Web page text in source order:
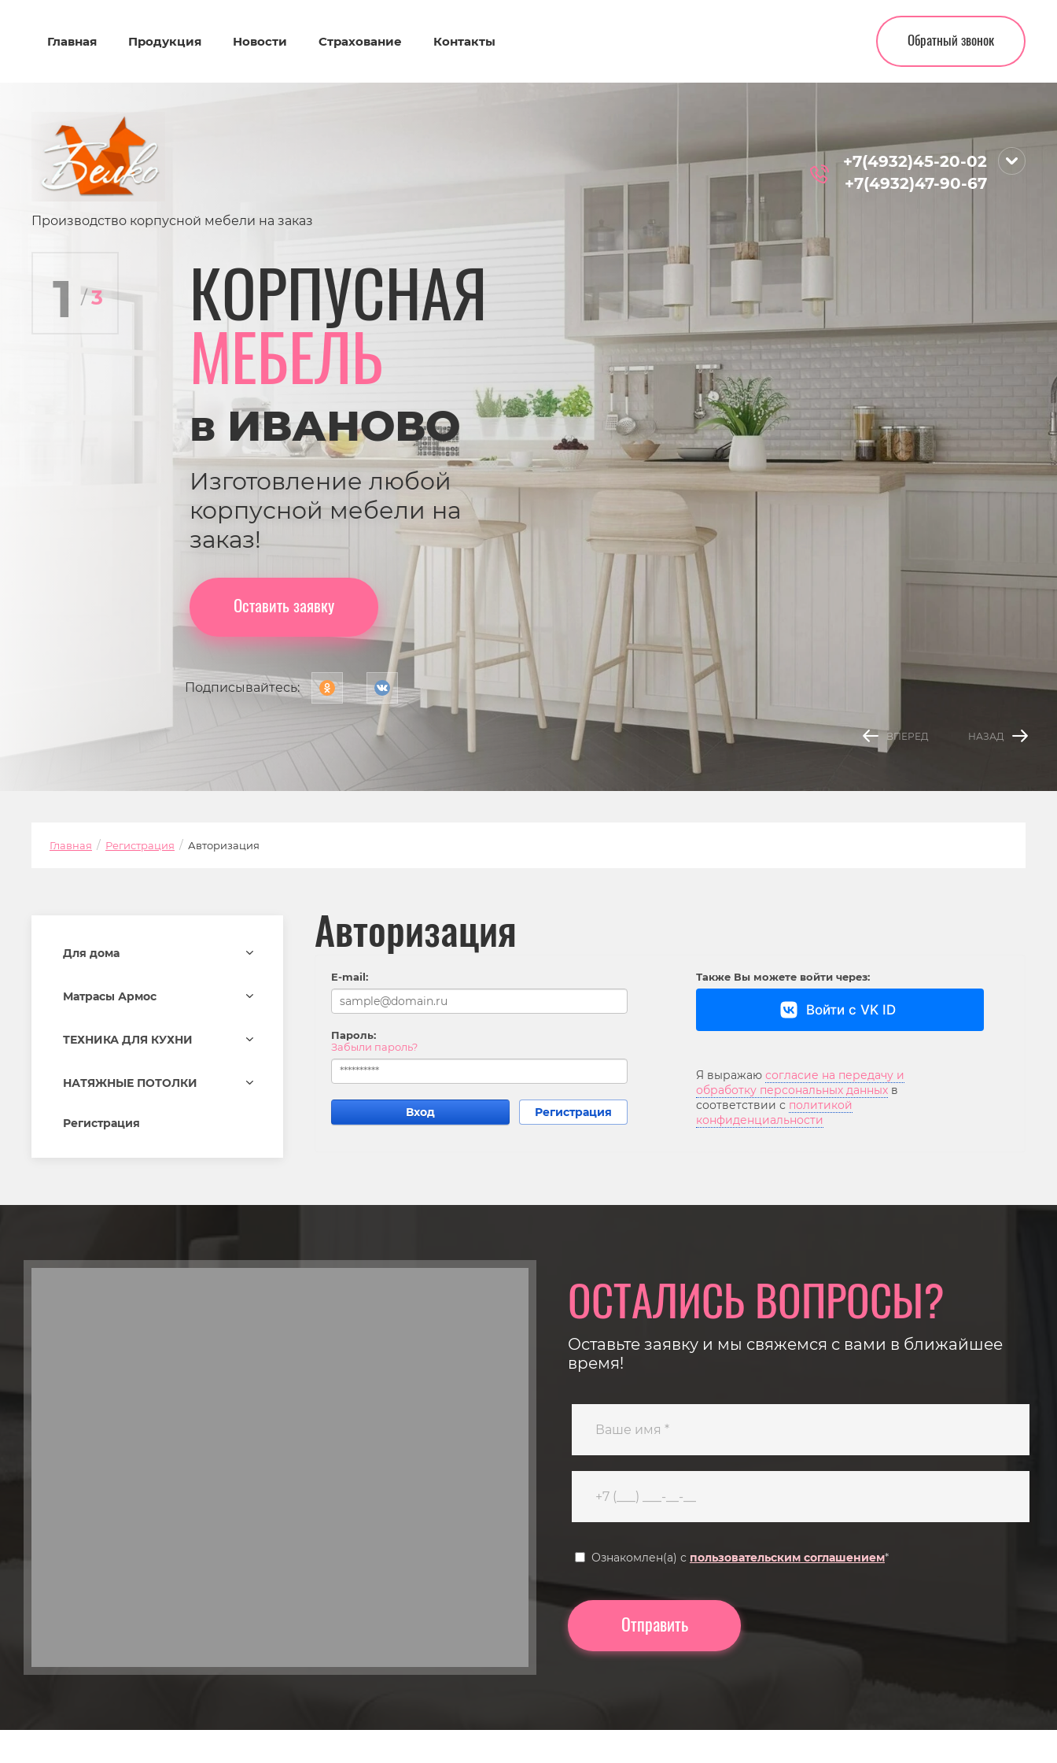
Главная Продукция Новости Страхование Контакты Обратный звонок
Производство корпусной мебели на заказ
+7(4932)47-90-67
+7(4932)45-20-02
КОРПУСНАЯ
МЕБЕЛЬ
в ИВАНОВО
Изготовление любой
корпусной мебели на
заказ!
Оставить заявку
Подписывайтесь:
ВПЕРЕД НАЗАД
/3
Главная / Регистрация / Авторизация
Для дома
Матрасы Армос
ТЕХНИКА ДЛЯ КУХНИ
НАТЯЖНЫЕ ПОТОЛКИ
Регистрация
Авторизация
E-mail:
Пароль:
Забыли пароль?
Регистрация
Вход
Также Вы можете войти через:
Войти с VK ID
Я выражаю согласие на передачу и
обработку персональных данныхв
соответствии с политикой
конфиденциальности
ОСТАЛИСЬ ВОПРОСЫ?
Оставьте заявку и мы свяжемся с вами в ближайшее
время!
Ознакомлен(а) с пользовательским соглашением*
Отправить